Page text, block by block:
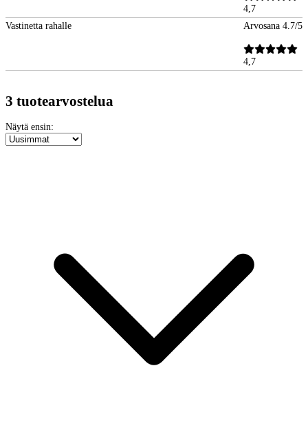
4,7
Vastinetta rahalle
Arvosana 4.7/5
4,7
3 tuotearvostelua
Näytä ensin: